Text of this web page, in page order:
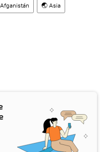
Afganistán 🌏 Asia